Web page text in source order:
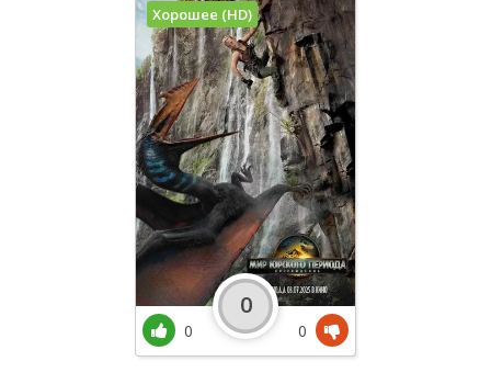
Хорошее (HD)
0
0
0